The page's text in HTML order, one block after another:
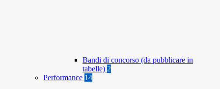
Bandi di concorso (da pubblicare in
tabelle) 2
Performance 14